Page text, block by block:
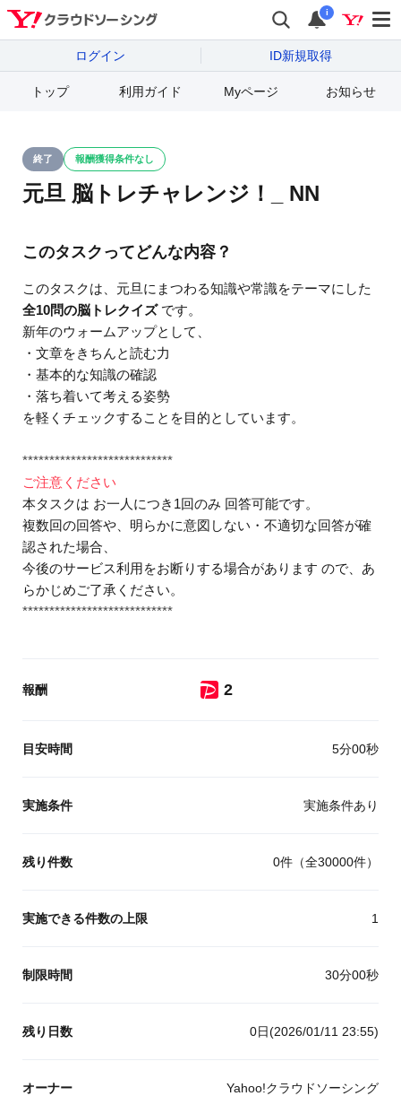
i
ログイン ID新規取得
トップ 利用ガイド Myページ お知らせ
ステータス
終了 報酬獲得条件なし
元旦 脳トレチャレンジ！_ NN
このタスクってどんな内容？
このタスクは、元旦にまつわる知識や常識をテーマにした
全10問の脳トレクイズです。
新年のウォームアップとして、
・文章をきちんと読む力
・基本的な知識の確認
・落ち着いて考える姿勢
を軽くチェックすることを目的としています。
****************************
ご注意ください
本タスクは お一人につき1回のみ 回答可能です。
複数回の回答や、明らかに意図しない・不適切な回答が確
認された場合、
今後のサービス利用をお断りする場合があります ので、あ
らかじめご了承ください。
****************************
報酬 2ポイント
目安時間 5分00秒
実施条件 実施条件あり
残り件数 0件（全30000件）
実施できる件数の上限 1
制限時間 30分00秒
残り日数 0日(2026/01/11 23:55)
オーナー Yahoo!クラウドソーシング